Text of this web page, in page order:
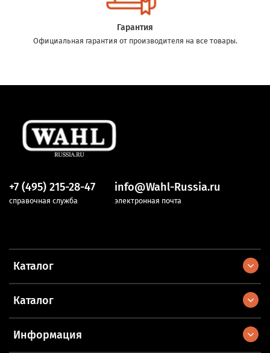
Гарантия
Официальная гарантия от производителя на все товары.
Каталог
Каталог
Информация
+7 (495) 215-28-47
справочная служба
info@Wahl-Russia.ru
электронная почта